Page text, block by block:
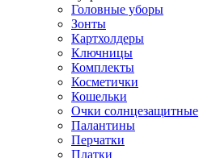
Головные уборы
Зонты
Картхолдеры
Ключницы
Комплекты
Косметички
Кошельки
Очки солнцезащитные
Палантины
Перчатки
Платки